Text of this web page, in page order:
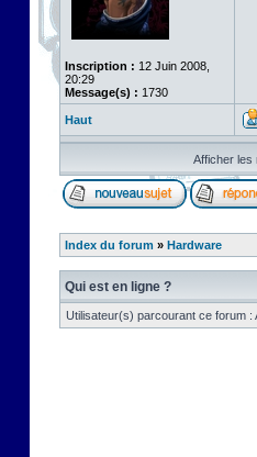
Inscription : 12 Juin 2008,
20:29
Message(s) : 1730
Haut
Afficher les
Index du forum » Hardware
Qui est en ligne ?
Utilisateur(s) parcourant ce forum :